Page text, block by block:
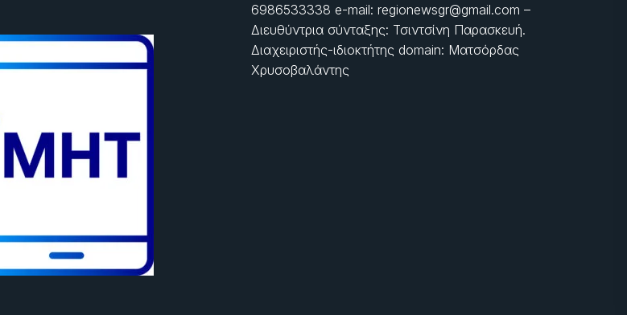
6986533338 e-mail: regionewsgr@gmail.com –
Διευθύντρια σύνταξης: Τσιντσίνη Παρασκευή.
Διαχειριστής-ιδιοκτήτης domain: Ματσόρδας
Χρυσοβαλάντης